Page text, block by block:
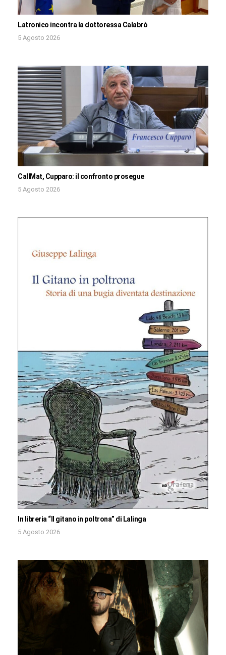
Latronico incontra la dottoressa Calabrò
5 Agosto 2026
CallMat, Cupparo: il confronto prosegue
5 Agosto 2026
In libreria “Il gitano in poltrona” di Lalinga
5 Agosto 2026